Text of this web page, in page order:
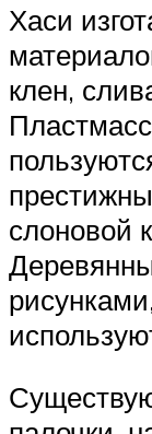
Хаси
клен,
слоновой